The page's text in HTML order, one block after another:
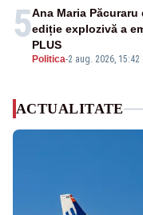
5
Politica-2 aug. 2026, 15:42
Ana Maria
ediție explozivă a
PLUS
ACTUALITATE